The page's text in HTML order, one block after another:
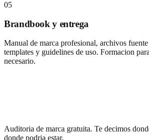
05
Brandbook y entrega
Manual de marca profesional, archivos
templates y guidelines de uso. Formacion
necesario.
Auditoria de marca gratuita. Te decimos
donde podria estar.